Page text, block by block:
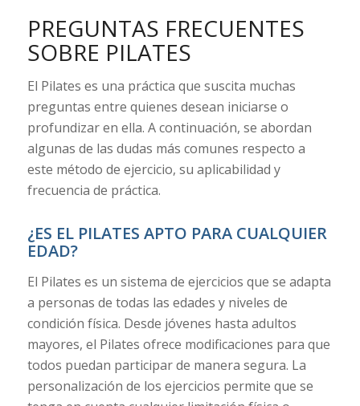
PREGUNTAS FRECUENTES
SOBRE PILATES
El Pilates es una práctica que suscita muchas
preguntas entre quienes desean iniciarse o
profundizar en ella. A continuación, se abordan
algunas de las dudas más comunes respecto a
este método de ejercicio, su aplicabilidad y
frecuencia de práctica.
¿ES EL PILATES APTO PARA CUALQUIER
EDAD?
El Pilates es un sistema de ejercicios que se adapta
a personas de todas las edades y niveles de
condición física. Desde jóvenes hasta adultos
mayores, el Pilates ofrece modificaciones para que
todos puedan participar de manera segura. La
personalización de los ejercicios permite que se